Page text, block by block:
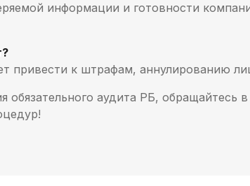
информации и готовности
привести к штрафам, аннулированию
обязательного аудита РБ,